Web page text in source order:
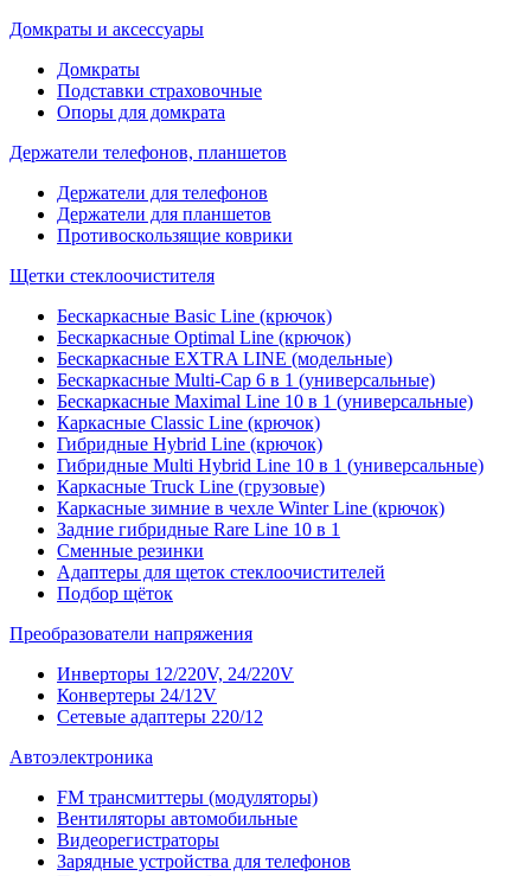
Домкраты и аксессуары
Домкраты
Подставки страховочные
Опоры для домкрата
Держатели телефонов, планшетов
Держатели для телефонов
Держатели для планшетов
Противоскользящие коврики
Щетки стеклоочистителя
Бескаркасные Basic Line (крючок)
Бескаркасные Optimal Line (крючок)
Бескаркасные EXTRA LINE (модельные)
Бескаркасные Multi-Cap 6 в 1 (универсальные)
Бескаркасные Maximal Line 10 в 1 (универсальные)
Каркасные Classic Line (крючок)
Гибридные Hybrid Line (крючок)
Гибридные Multi Hybrid Line 10 в 1 (универсальные)
Каркасные Truck Line (грузовые)
Каркасные зимние в чехле Winter Line (крючок)
Задние гибридные Rare Line 10 в 1
Сменные резинки
Адаптеры для щеток стеклоочистителей
Подбор щёток
Преобразователи напряжения
Инверторы 12/220V, 24/220V
Конвертеры 24/12V
Сетевые адаптеры 220/12
Автоэлектроника
FM трансмиттеры (модуляторы)
Вентиляторы автомобильные
Видеорегистраторы
Зарядные устройства для телефонов